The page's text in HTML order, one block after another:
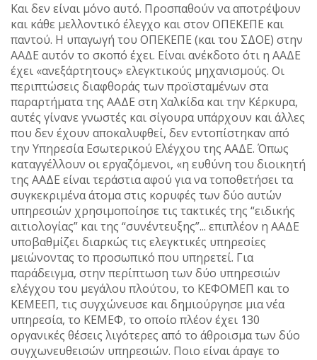
Και δεν είναι μόνο αυτό. Προσπαθούν να αποτρέψουν
και κάθε μελλοντικό έλεγχο και στον ΟΠΕΚΕΠΕ και
παντού. Η υπαγωγή του ΟΠΕΚΕΠΕ (και του ΣΔΟΕ) στην
ΑΑΔΕ αυτόν το σκοπό έχει. Είναι ανέκδοτο ότι η ΑΑΔΕ
έχει «ανεξάρτητους» ελεγκτικούς μηχανισμούς. Οι
περιπτώσεις διαφθοράς των προϊσταμένων στα
παραρτήματα της ΑΑΔΕ στη Χαλκίδα και την Κέρκυρα,
αυτές γίνανε γνωστές και σίγουρα υπάρχουν και άλλες
που δεν έχουν αποκαλυφθεί, δεν εντοπίστηκαν από
την Υπηρεσία Εσωτερικού Ελέγχου της ΑΑΔΕ. Όπως
καταγγέλλουν οι εργαζόμενοι, «η ευθύνη του διοικητή
της ΑΑΔΕ είναι τεράστια αφού για να τοποθετήσει τα
συγκεκριμένα άτομα στις κορυφές των δύο αυτών
υπηρεσιών χρησιμοποίησε τις τακτικές της “ειδικής
αιτιολογίας” και της “συνέντευξης”... επιπλέον η ΑΑΔΕ
υποβαθμίζει διαρκώς τις ελεγκτικές υπηρεσίες
μειώνοντας το προσωπικό που υπηρετεί. Για
παράδειγμα, στην περίπτωση των δύο υπηρεσιών
ελέγχου του μεγάλου πλούτου, το ΚΕΦΟΜΕΠ και το
ΚΕΜΕΕΠ, τις συγχώνευσε και δημιούργησε μια νέα
υπηρεσία, το ΚΕΜΕΦ, το οποίο πλέον έχει 130
οργανικές θέσεις λιγότερες από το άθροισμα των δύο
συγχωνευθεισών υπηρεσιών. Ποιο είναι άραγε το